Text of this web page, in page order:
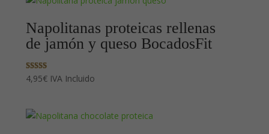
Napolitanas proteicas rellenas
de jamón y queso BocadosFit
Valorado
con
4,95€ IVA Incluido